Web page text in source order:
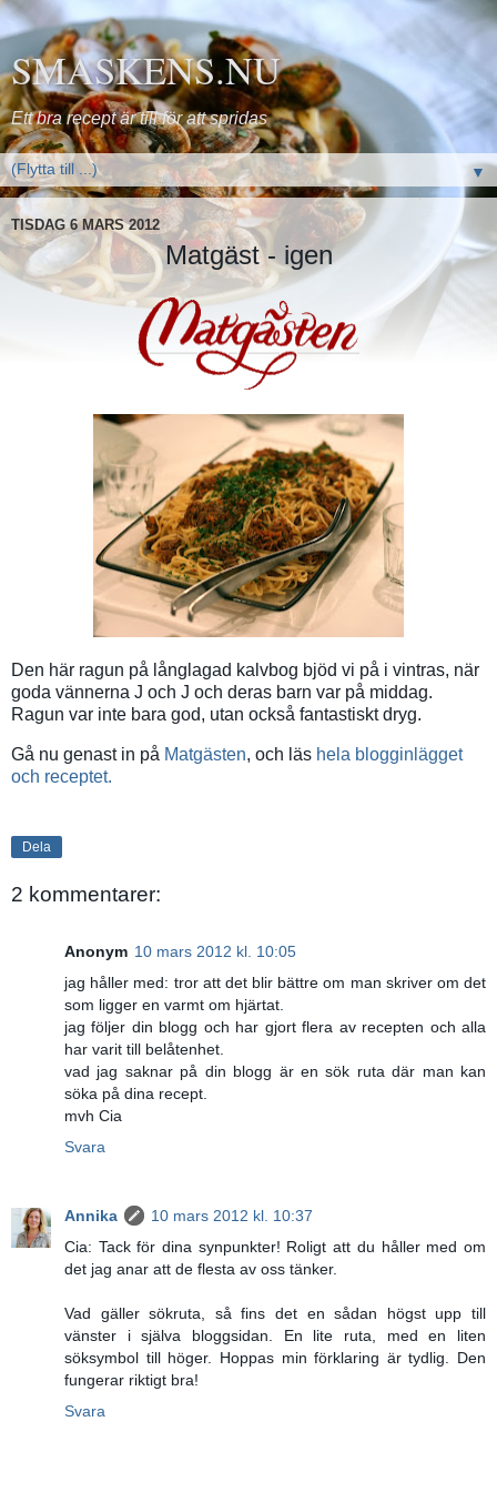
SMASKENS.NU
Ett bra recept är till för att spridas
▼
TISDAG 6 MARS 2012
Matgäst - igen
Den här ragun på långlagad kalvbog bjöd vi på i vintras, när
goda vännerna J och J och deras barn var på middag.
Ragun var inte bara god, utan också fantastiskt dryg.
Gå nu genast in på Matgästen, och läs hela blogginlägget
och receptet.
Dela
2 kommentarer:
Anonym 10 mars 2012 kl. 10:05
jag håller med: tror att det blir bättre om man skriver om det
som ligger en varmt om hjärtat.
jag följer din blogg och har gjort flera av recepten och alla
har varit till belåtenhet.
vad jag saknar på din blogg är en sök ruta där man kan
söka på dina recept.
mvh Cia
Svara
Annika
10 mars 2012 kl. 10:37
Cia: Tack för dina synpunkter! Roligt att du håller med om
det jag anar att de flesta av oss tänker.
Vad gäller sökruta, så fins det en sådan högst upp till
vänster i själva bloggsidan. En lite ruta, med en liten
söksymbol till höger. Hoppas min förklaring är tydlig. Den
fungerar riktigt bra!
Svara